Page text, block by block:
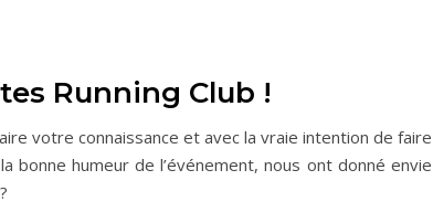
Running Club !
votre connaissance et avec la vraie intention de faire
bonne humeur de l’événement, nous ont donné envie